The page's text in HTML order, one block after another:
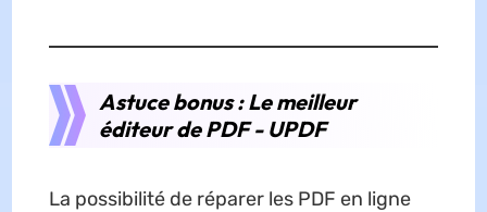
Astuce bonus : Le meilleur
éditeur de PDF - UPDF
La possibilité de réparer les PDF en ligne